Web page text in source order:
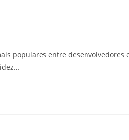
populares entre desenvolvedores